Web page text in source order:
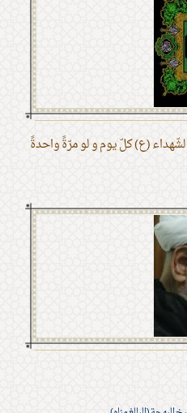
(ع) كلّ يوم و لو مرّةً واحدةً